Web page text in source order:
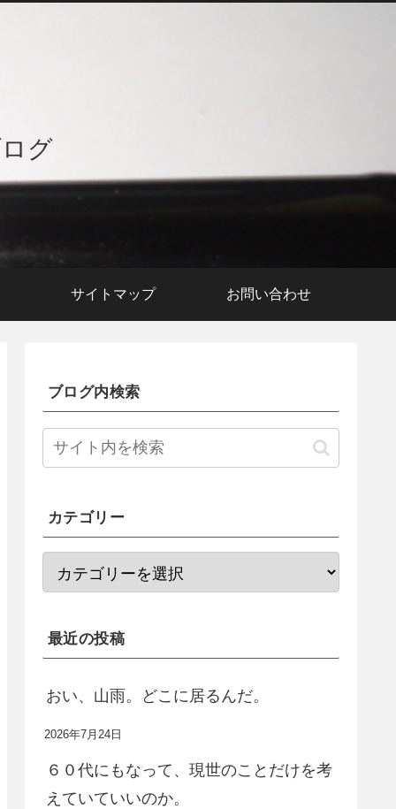
グ
サイトマップ お問い合わせ
ブログ内検索
カテゴリー
最近の投稿
おい、山雨。どこに居るんだ。
2026年7月24日
６０代にもなって、現世のことだけを考
えていていいのか。